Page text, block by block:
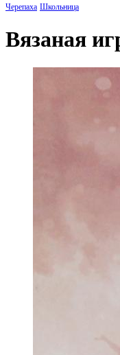
Черепаха Школьница
Вязаная